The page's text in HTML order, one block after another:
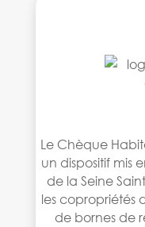
Le Chèque
un dispositif mis
de la Seine
les copropriétés
de bornes de